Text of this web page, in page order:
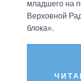
младшего на
Верховной
блока».